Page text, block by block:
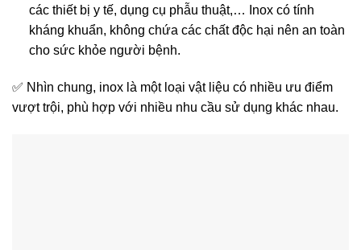
các thiết bị y tế, dụng cụ phẫu thuật,… Inox có tính
kháng khuẩn, không chứa các chất độc hại nên an toàn
cho sức khỏe người bệnh.
✅ Nhìn chung, inox là một loại vật liệu có nhiều ưu điểm
vượt trội, phù hợp với nhiều nhu cầu sử dụng khác nhau.